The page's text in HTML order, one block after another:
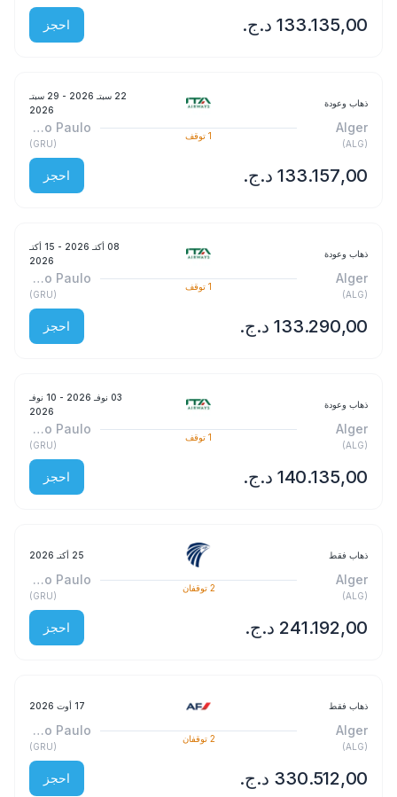
احجز
ذهاب وعودة
22 سبتـ 2026
- 29 سبتـ
2026
Alger
(
ALG
)
1 توقف
São Paulo
(
GRU
)
احجز
ذهاب وعودة
08 أكتـ 2026
- 15 أكتـ
2026
Alger
(
ALG
)
1 توقف
São Paulo
(
GRU
)
احجز
ذهاب وعودة
03 نوفـ 2026
- 10 نوفـ
2026
Alger
(
ALG
)
1 توقف
São Paulo
(
GRU
)
احجز
ذهاب فقط 25 أكتـ 2026
Alger
(
ALG
)
2 توقفان
São Paulo
(
GRU
)
احجز
ذهاب فقط 17 أوت 2026
Alger
(
ALG
)
2 توقفان
São Paulo
(
GRU
)
احجز